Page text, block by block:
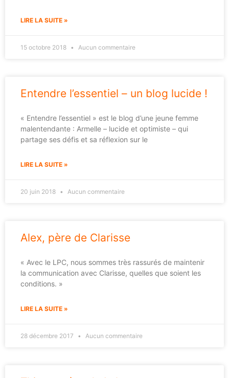
LIRE LA SUITE »
15 octobre 2018 Aucun commentaire
Entendre l’essentiel – un blog lucide !
« Entendre l’essentiel » est le blog d’une jeune femme
malentendante : Armelle – lucide et optimiste – qui
partage ses défis et sa réflexion sur le
LIRE LA SUITE »
20 juin 2018 Aucun commentaire
Alex, père de Clarisse
« Avec le LPC, nous sommes très rassurés de maintenir
la communication avec Clarisse, quelles que soient les
conditions. »
LIRE LA SUITE »
28 décembre 2017 Aucun commentaire